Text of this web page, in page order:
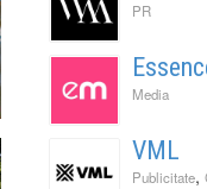
PR
Media
VML
Publicitate,